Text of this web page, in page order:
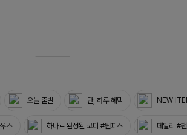
오늘 출발 단, 하루 혜택 NEW
스 하나로 완성된 코디 #원피스 데일리 #